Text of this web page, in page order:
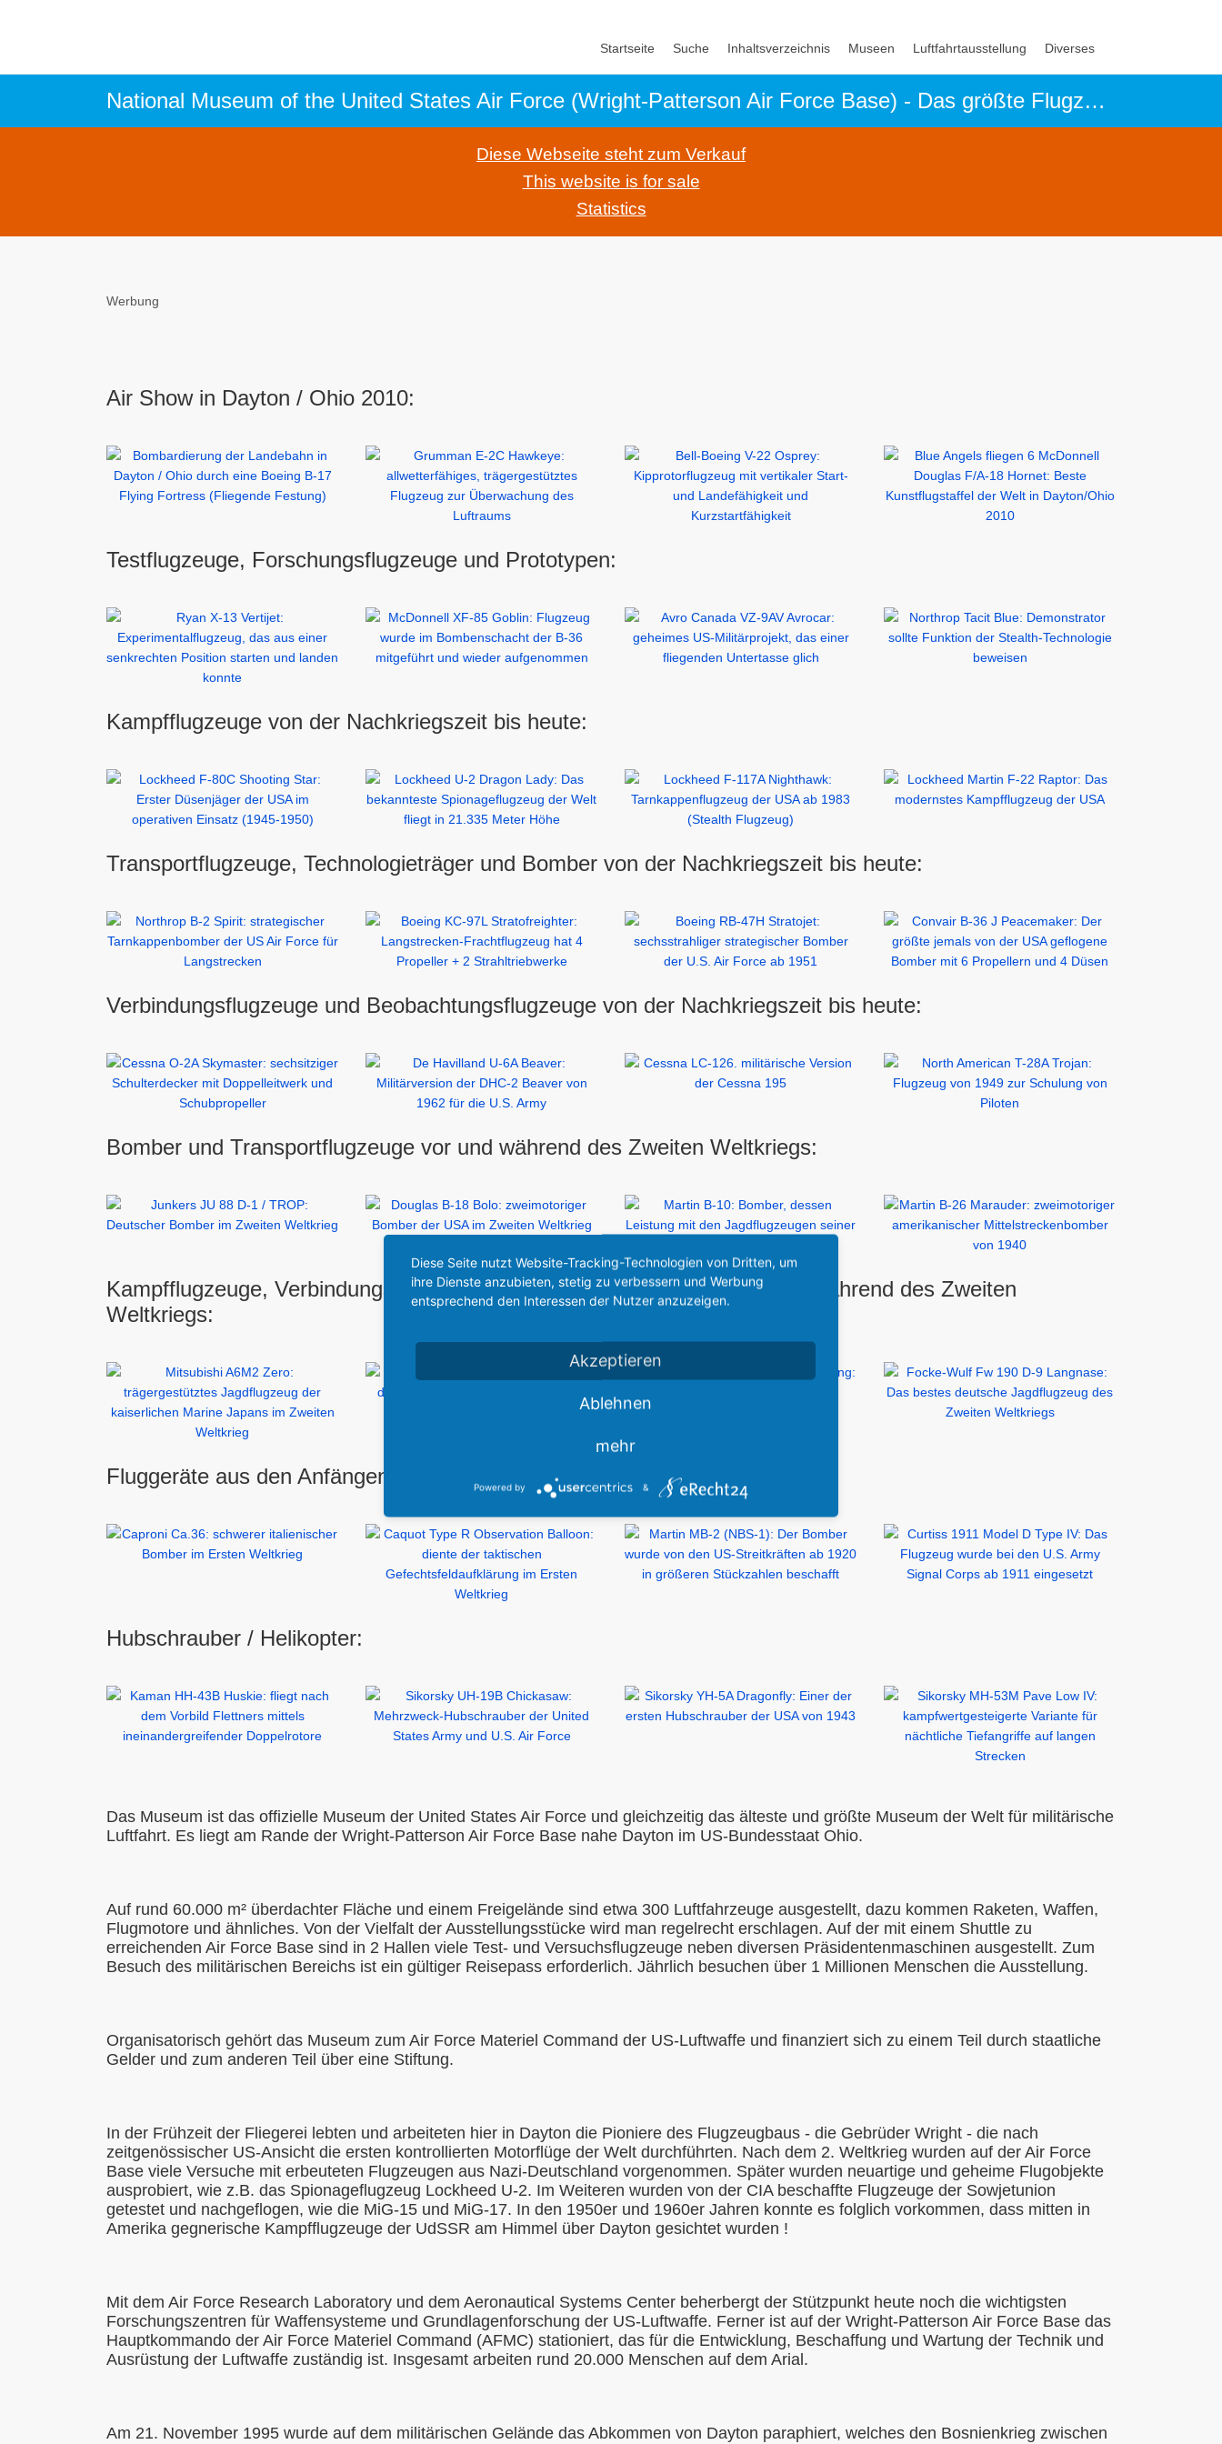
Startseite Suche Inhaltsverzeichnis Museen Luftfahrtausstellung Diverses
National Museum of the United States Air Force (Wright-Patterson Air Force Base) - Das größte Flugzeugmuseum der Welt in Dayton / Ohio -
Diese Webseite steht zum Verkauf
This website is for sale
Statistics
Werbung
Air Show in Dayton / Ohio 2010:
Testflugzeuge, Forschungsflugzeuge und Prototypen:
Kampfflugzeuge von der Nachkriegszeit bis heute:
Transportflugzeuge, Technologieträger und Bomber von der Nachkriegszeit bis heute:
Verbindungsflugzeuge und Beobachtungsflugzeuge von der Nachkriegszeit bis heute:
Bomber und Transportflugzeuge vor und während des Zweiten Weltkriegs:
Kampfflugzeuge, Verbindungsflugzeuge und Schulungsflugzeuge vor und während des Zweiten
Weltkriegs:
Fluggeräte aus den Anfängen der Luftfahrt:
Hubschrauber / Helikopter:
Das Museum ist das offizielle Museum der United States Air Force und gleichzeitig das älteste und größte Museum der Welt für militärische
Luftfahrt. Es liegt am Rande der Wright-Patterson Air Force Base nahe Dayton im US-Bundesstaat Ohio.
Auf rund 60.000 m² überdachter Fläche und einem Freigelände sind etwa 300 Luftfahrzeuge ausgestellt, dazu kommen Raketen, Waffen,
Flugmotore und ähnliches. Von der Vielfalt der Ausstellungsstücke wird man regelrecht erschlagen. Auf der mit einem Shuttle zu
erreichenden Air Force Base sind in 2 Hallen viele Test- und Versuchsflugzeuge neben diversen Präsidentenmaschinen ausgestellt. Zum
Besuch des militärischen Bereichs ist ein gültiger Reisepass erforderlich. Jährlich besuchen über 1 Millionen Menschen die Ausstellung.
Organisatorisch gehört das Museum zum Air Force Materiel Command der US-Luftwaffe und finanziert sich zu einem Teil durch staatliche
Gelder und zum anderen Teil über eine Stiftung.
In der Frühzeit der Fliegerei lebten und arbeiteten hier in Dayton die Pioniere des Flugzeugbaus - die Gebrüder Wright - die nach
zeitgenössischer US-Ansicht die ersten kontrollierten Motorflüge der Welt durchführten. Nach dem 2. Weltkrieg wurden auf der Air Force
Base viele Versuche mit erbeuteten Flugzeugen aus Nazi-Deutschland vorgenommen. Später wurden neuartige und geheime Flugobjekte
ausprobiert, wie z.B. das Spionageflugzeug Lockheed U-2. Im Weiteren wurden von der CIA beschaffte Flugzeuge der Sowjetunion
getestet und nachgeflogen, wie die MiG-15 und MiG-17. In den 1950er und 1960er Jahren konnte es folglich vorkommen, dass mitten in
Amerika gegnerische Kampfflugzeuge der UdSSR am Himmel über Dayton gesichtet wurden !
Mit dem Air Force Research Laboratory und dem Aeronautical Systems Center beherbergt der Stützpunkt heute noch die wichtigsten
Forschungszentren für Waffensysteme und Grundlagenforschung der US-Luftwaffe. Ferner ist auf der Wright-Patterson Air Force Base das
Hauptkommando der Air Force Materiel Command (AFMC) stationiert, das für die Entwicklung, Beschaffung und Wartung der Technik und
Ausrüstung der Luftwaffe zuständig ist. Insgesamt arbeiten rund 20.000 Menschen auf dem Arial.
Am 21. November 1995 wurde auf dem militärischen Gelände das Abkommen von Dayton paraphiert, welches den Bosnienkrieg zwischen
Diese Seite nutzt Website-Tracking-Technologien von Dritten, um
ihre Dienste anzubieten, stetig zu verbessern und Werbung
entsprechend den Interessen der Nutzer anzuzeigen.
Akzeptieren
Ablehnen
mehr
Powered by &